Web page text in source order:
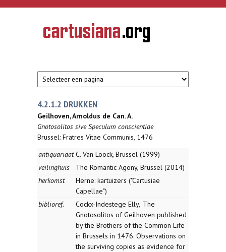
Overslaan en naar de inhoud gaan
CARTUSIANA
Geschiedenis
van de
4.2.1.2 DRUKKEN
Geilhoven, Arnoldus de Can. A.
Gnotosolitos sive Speculum conscientiae
Brussel: Fratres Vitae Communis, 1476
antiquariaat C. Van Loock, Brussel (1999)
veilinghuis
The Romantic Agony, Brussel (2014)
herkomst
Herne: kartuizers ("Cartusiae
Capellae")
biblioref.
Cockx-Indestege Elly, 'The
Gnotosolitos of Geilhoven published
by the Brothers of the Common Life
in Brussels in 1476. Observations on
the surviving copies as evidence for